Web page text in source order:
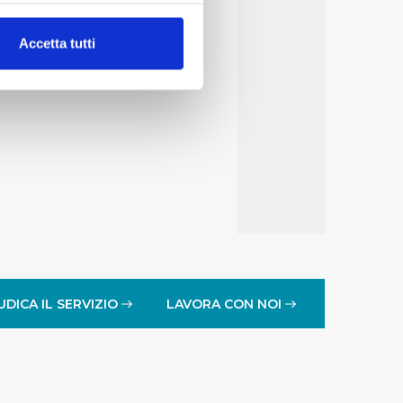
(impronte
Accetta tutti
IL SERVIZIO LAVORA CON NOI